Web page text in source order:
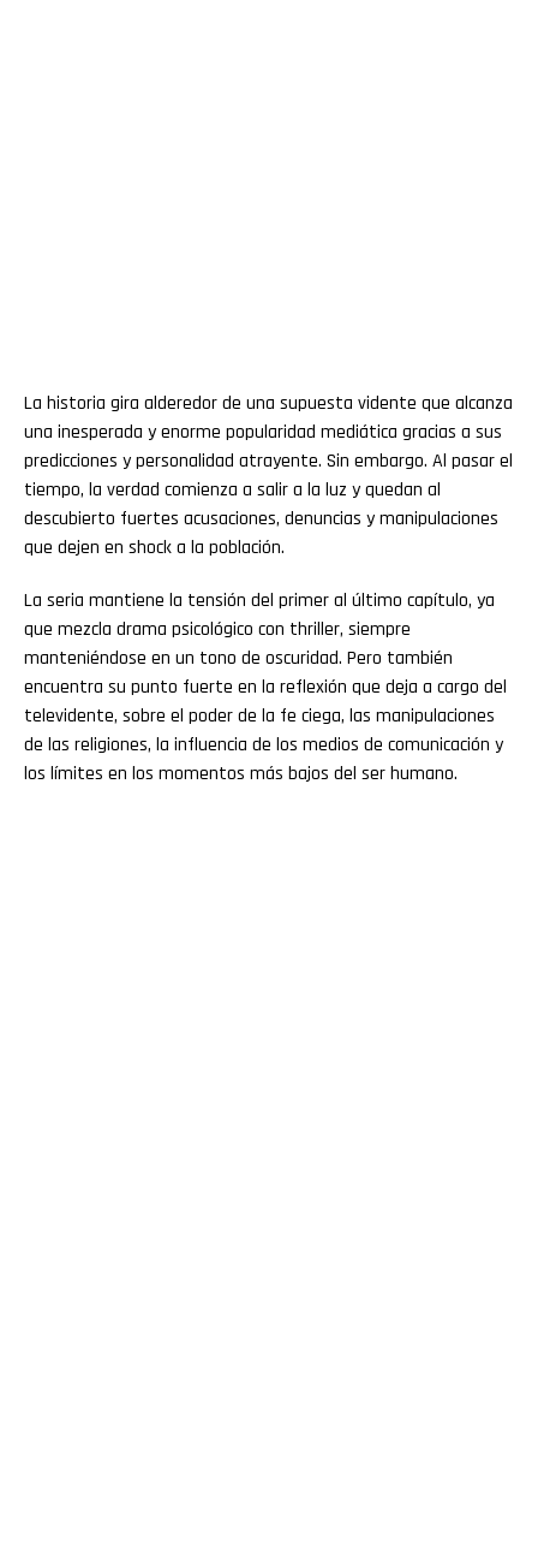
La historia gira alderedor de una supuesta vidente que alcanza
una inesperada y enorme popularidad mediática gracias a sus
predicciones y personalidad atrayente. Sin embargo. Al pasar el
tiempo, la verdad comienza a salir a la luz y quedan al
descubierto fuertes acusaciones, denuncias y manipulaciones
que dejen en shock a la población.
La seria mantiene la tensión del primer al último capítulo, ya
que mezcla drama psicológico con thriller, siempre
manteniéndose en un tono de oscuridad. Pero también
encuentra su punto fuerte en la reflexión que deja a cargo del
televidente, sobre el poder de la fe ciega, las manipulaciones
de las religiones, la influencia de los medios de comunicación y
los límites en los momentos más bajos del ser humano.